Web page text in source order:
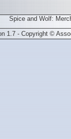
Spice and Wolf:
1.7 - Copyright ©